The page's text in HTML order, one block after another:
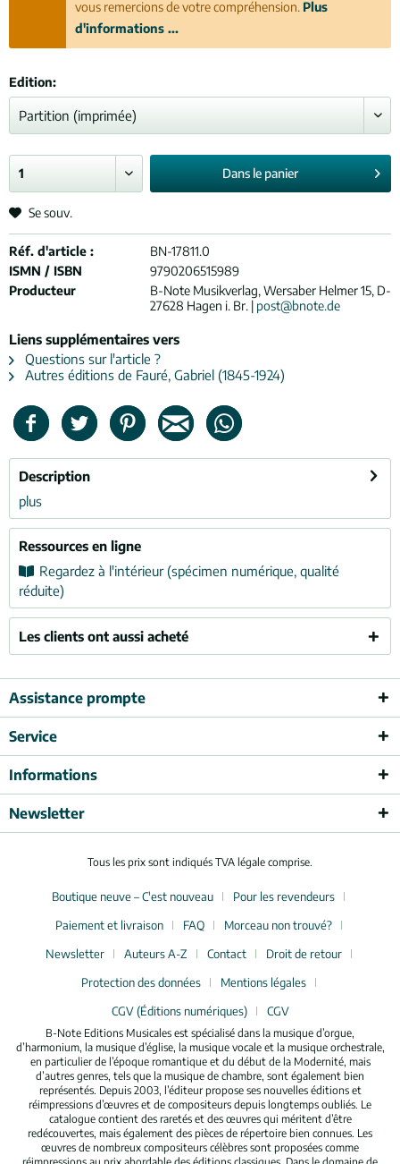
vous remercions de votre compréhension. Plus
d'informations ...
Edition:
Dans le panier
Se souv.
Réf. d'article :
BN-17811.0
ISMN / ISBN
9790206515989
Producteur
B-Note Musikverlag, Wersaber Helmer 15, D-
27628 Hagen i. Br. | post@bnote.de
Liens supplémentaires vers
Questions sur l'article ?
Autres éditions de Fauré, Gabriel (1845-1924)
Description
plus
Ressources en ligne
Regardez à l'intérieur (spécimen numérique, qualité
réduite)
Les clients ont aussi acheté
Assistance prompte
Service
Informations
Newsletter
Tous les prix sont indiqués TVA légale comprise.
Boutique neuve – C'est nouveau
Pour les revendeurs
Paiement et livraison
FAQ
Morceau non trouvé?
Newsletter
Auteurs A-Z Contact
Droit de retour
Protection des données
Mentions légales
CGV (Éditions numériques)
CGV
B-Note Editions Musicales est spécialisé dans la musique d’orgue,
d’harmonium, la musique d’église, la musique vocale et la musique orchestrale,
en particulier de l’époque romantique et du début de la Modernité, mais
d’autres genres, tels que la musique de chambre, sont également bien
représentés. Depuis 2003, l’éditeur propose ses nouvelles éditions et
réimpressions d’œuvres et de compositeurs depuis longtemps oubliés. Le
catalogue contient des raretés et des œuvres qui méritent d’être
redécouvertes, mais également des pièces de répertoire bien connues. Les
œuvres de nombreux compositeurs célèbres sont proposées comme